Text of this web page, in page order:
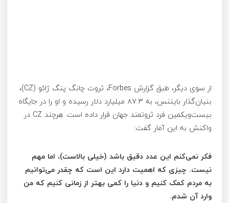
از سوی دیگر، طبق گزارش Forbes، ثروت چانگ پنگ ژائو (CZ)،
بنیان‌گذار بایننس، به ۸۷.۳ میلیارد دلار رسیده و او را در جایگاه
بیست‌و‌یکمین فرد ثروتمند جهان قرار داده است. هرچند CZ در
واکنش به این آمار گفت:
فکر نمی‌کنم این عدد دقیق باشد (خیلی بالاست)، اما مهم
نیست. چیزی که اهمیت دارد این است که چقدر می‌توانیم
به مردم کمک کنیم و دنیا را کمی بهتر از زمانی کنیم که من
وارد آن شدم.